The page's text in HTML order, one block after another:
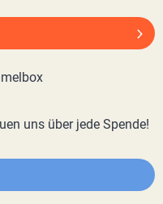
uns über jede Spende!